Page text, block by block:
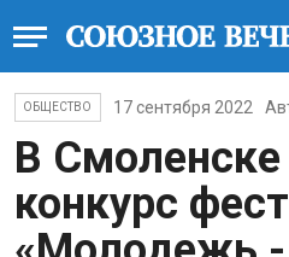
ОБЩЕСТВО 17 сентября 2022
В Смоленске
конкурс